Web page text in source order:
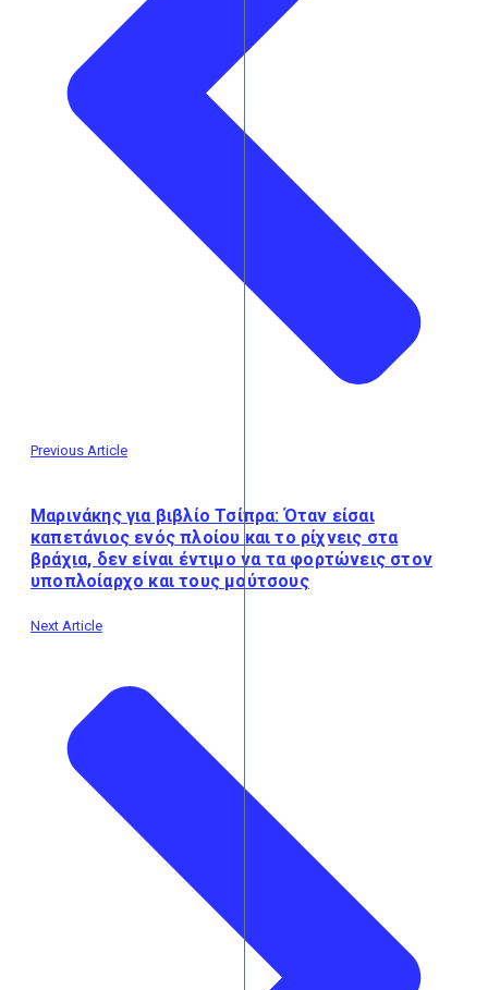
Previous Article
Μαρινάκης για βιβλίο Τσίπρα: Όταν είσαι
καπετάνιος ενός πλοίου και το ρίχνεις στα
βράχια, δεν είναι έντιμο να τα φορτώνεις στον
υποπλοίαρχο και τους μούτσους
Next Article